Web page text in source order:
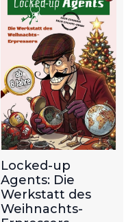
Locked-up
Agents: Die
Werkstatt des
Weihnachts-